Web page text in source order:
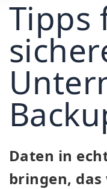
Tipps
Daten in
bringen,